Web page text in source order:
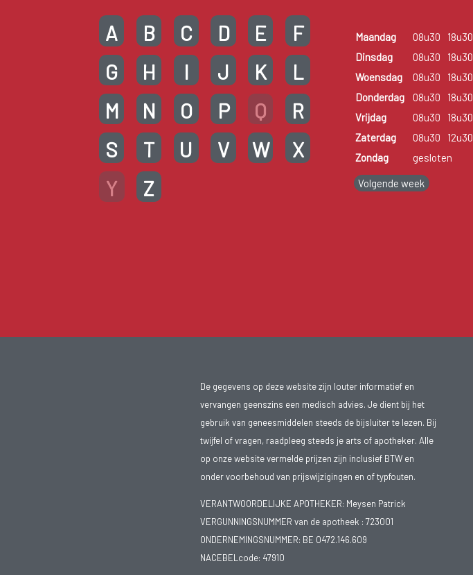
A B C D E
F
G
H I J K
L
M
N O P Q
R
S
T U V W
X
Y
Z
Maandag 08u30
18u30
Dinsdag
08u30
18u30
Woensdag
08u30
18u30
Donderdag
08u30
18u30
Vrijdag
08u30
18u30
Zaterdag
08u30
12u30
Zondag
gesloten
Volgende week
De gegevens op deze website zijn louter informatief en
vervangen geenszins een medisch advies. Je dient bij het
gebruik van geneesmiddelen steeds de bijsluiter te lezen. Bij
twijfel of vragen, raadpleeg steeds je arts of apotheker. Alle
op onze website vermelde prijzen zijn inclusief BTW en
onder voorbehoud van prijswijzigingen en of typfouten.
VERANTWOORDELIJKE APOTHEKER: Meysen Patrick
VERGUNNINGSNUMMER van de apotheek : 723001
ONDERNEMINGSNUMMER: BE 0472.146.609
NACEBELcode: 47910